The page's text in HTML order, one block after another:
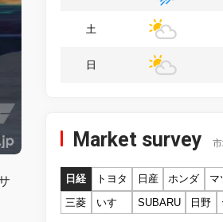
土
日
Market survey
日経 トヨタ 日産 ホンダ マ
三菱
いすゞ SUBARU 日野